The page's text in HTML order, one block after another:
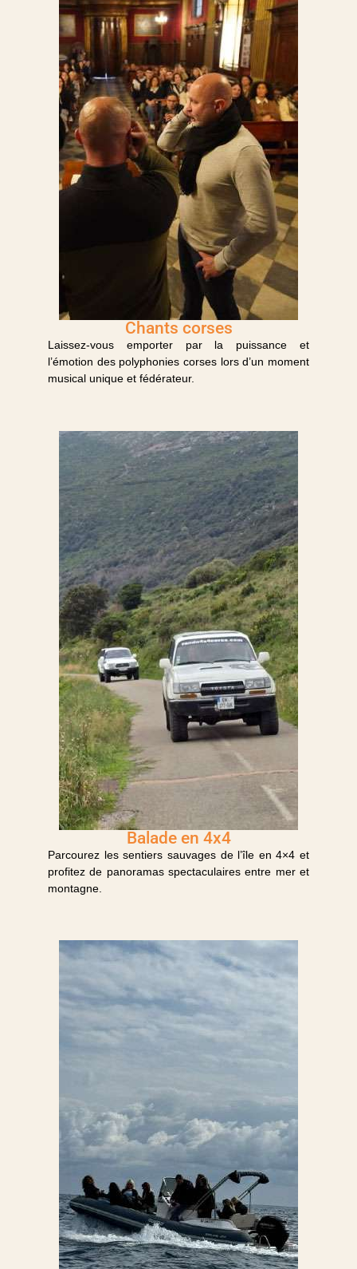
Chants corses
Laissez-vous emporter par la puissance et
l’émotion des polyphonies corses lors d’un moment
musical unique et fédérateur.
Balade en 4x4
Parcourez les sentiers sauvages de l’île en 4×4 et
profitez de panoramas spectaculaires entre mer et
montagne.